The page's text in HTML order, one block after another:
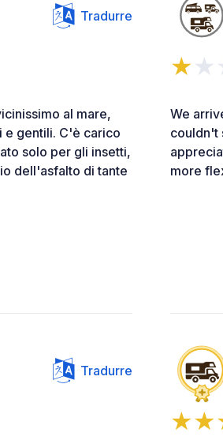
Tradurre
al mare,
e gentili. C'è carico
solo per gli insetti,
dell'asfalto di tante
We
couldn't
more
Tradurre